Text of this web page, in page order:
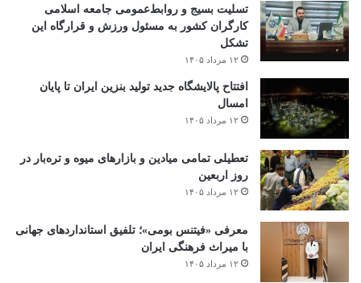
تسلیت بسیج و روابط‌عمومی جامعه اسلامی
کارگران کشور به مسئول ورزش و قرارگاه این
تشکل
۱۲ مرداد ۱۴۰۵
افتتاح ‌پالایشگاه جدید تولید بنزین ایران تا پایان
امسال
۱۲ مرداد ۱۴۰۵
تعطیلی تمامی میادین و بازارهای میوه و تره‌بار در
روز اربعین
۱۲ مرداد ۱۴۰۵
معرفی «فیتنس بومی»؛ تلفیق استانداردهای جهانی
با میراث فرهنگی ایران
۱۲ مرداد ۱۴۰۵